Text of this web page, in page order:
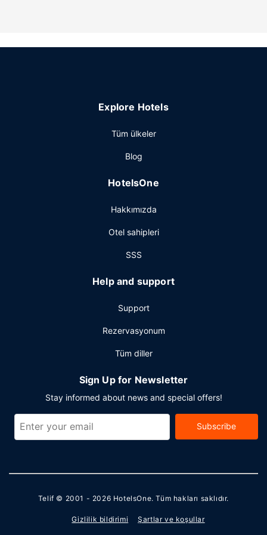
Explore Hotels
Tüm ülkeler
Blog
HotelsOne
Hakkımızda
Otel sahipleri
SSS
Help and support
Support
Rezervasyonum
Tüm diller
Sign Up for Newsletter
Stay informed about news and special offers!
Subscribe
Telif © 2001 - 2026 HotelsOne. Tüm hakları saklıdır.
Gizlilik bildirimi Şartlar ve koşullar